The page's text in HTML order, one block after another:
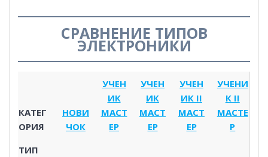
СРАВНЕНИЕ ТИПОВ
ЭЛЕКТРОНИКИ
КАТЕГ
ОРИЯ
НОВИ
ЧОК
УЧЕН
ИК
МАСТ
ЕР
УЧЕН
ИК
МАСТ
ЕР
УЧЕН
ИК II
МАСТ
ЕР
УЧЕНИ
К II
МАСТЕ
Р
ТИП